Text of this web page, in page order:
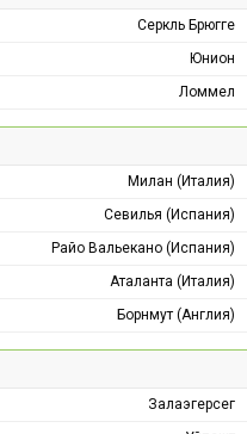
Серкль Брюгге
Юнион
Ломмел
Милан (Италия)
Севилья (Испания)
Райо Вальекано (Испания)
Аталанта (Италия)
Борнмут (Англия)
Залаэгерсег